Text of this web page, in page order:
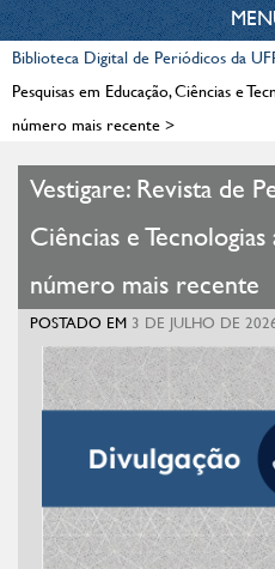
Biblioteca Digital de Periódicos da
Pesquisas em Educação, Ciências e
número mais recente>
Vestigare: Revista de
Ciências e
número mais recente
POSTADO EM 3 DE JULHO DE